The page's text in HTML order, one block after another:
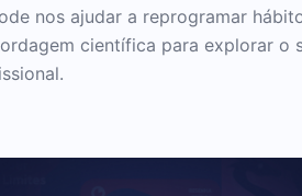
nos ajudar a reprogramar
científica para explorar o